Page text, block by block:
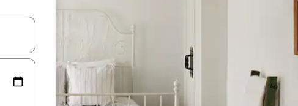
con las teclas de flecha hacia arriba y hacia abajo o explorá deslizando